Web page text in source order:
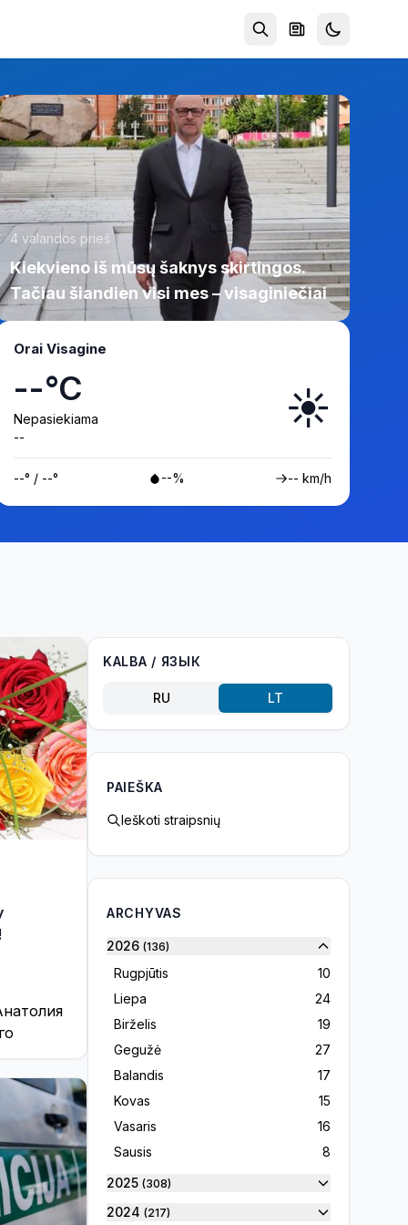
4 valandos prieš
Kiekvieno iš mūsų šaknys skirtingos.
Tačiau šiandien visi mes – visaginiečiai
Orai Visagine
--°C
Nepasiekiama
--
☀️
--° / --° --% -- km/h
KALBA / ЯЗЫК
RU LT
PAIEŠKA
Ieškoti straipsnių
ARCHYVAS
2026 (136)
Rugpjūtis
10
Liepa
24
Birželis
19
Gegužė
27
Balandis
17
Kovas
15
Vasaris
16
Sausis
8
2025 (308)
2024 (217)